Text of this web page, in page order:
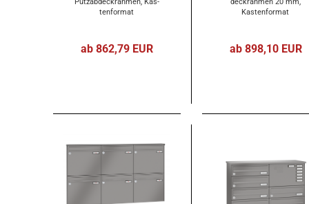
ten­for­mat
ab 862,79 EUR
Kas­ten­for­mat
ab 898,10 EUR